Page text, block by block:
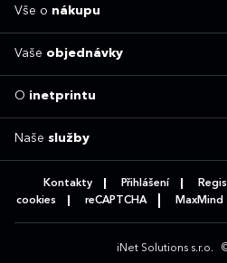
Vše o nákupu
Vaše objednávky
O inetprintu
Naše služby
Kontakty Přihlášení
cookies
reCAPTCHA MaxMind
iNet Solutions s.r.o.